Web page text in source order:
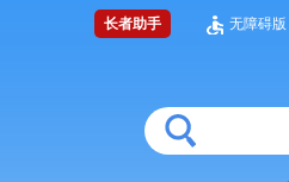
长者助手 无障碍版